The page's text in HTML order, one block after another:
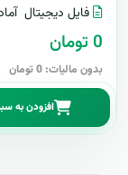
فایل دیجیتال
0 تومان
بدون مالیات: 0 تومان
افزودن به